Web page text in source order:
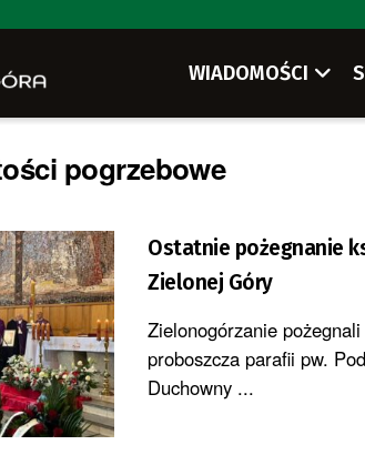
WIADOMOŚCI
pogrzebowe
Ostatnie pożegnanie
Zielonej Góry
Zielonogórzanie
proboszcza parafii pw.
Duchowny ...